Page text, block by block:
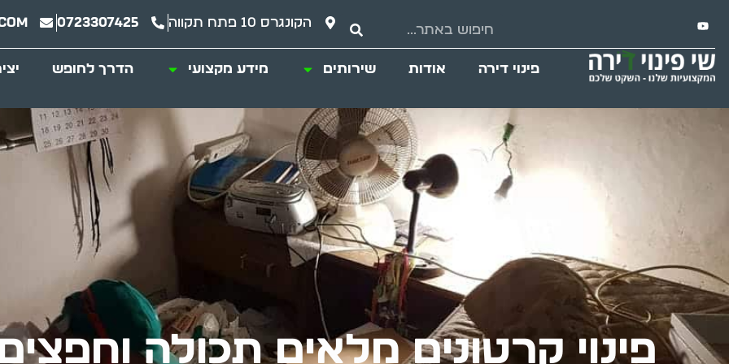
הקונגרס 10 פתח תקווה 0723307425
פינוי דירה אודות שירותים מידע מקצועי הדרך לחופש
פינוי קרטונים מלאים תכולה